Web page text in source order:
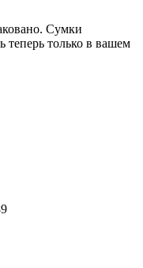
Сумки
теперь только в вашем